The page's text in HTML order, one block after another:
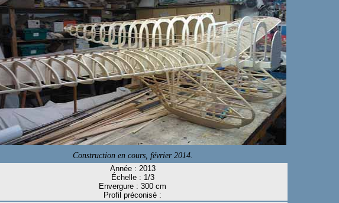
Construction en cours, février 2014.
Année : 2013
Échelle : 1/3
Envergure : 300 cm
Profil préconisé :